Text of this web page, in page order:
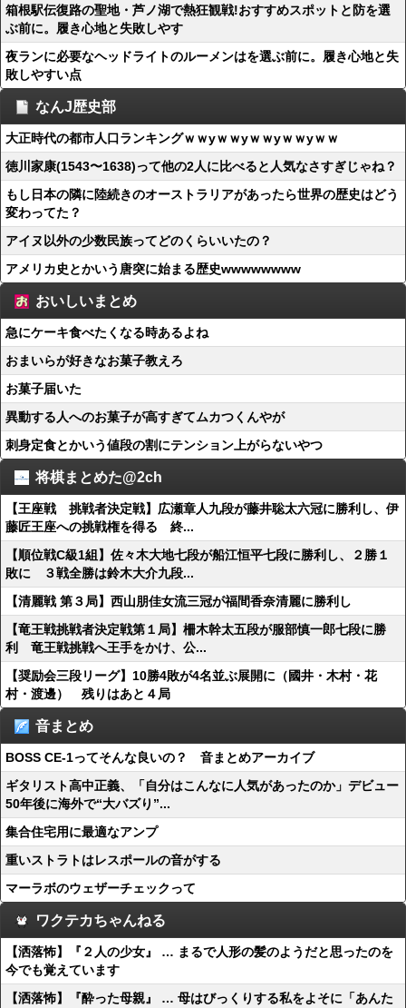
箱根駅伝復路の聖地・芦ノ湖で熱狂観戦!おすすめスポットと防を選
ぶ前に。履き心地と失敗しやす
夜ランに必要なヘッドライトのルーメンはを選ぶ前に。履き心地と失
敗しやすい点
なんJ歴史部
大正時代の都市人口ランキングｗｗyｗｗyｗｗyｗｗyｗｗ
徳川家康(1543〜1638)って他の2人に比べると人気なさすぎじゃね？
もし日本の隣に陸続きのオーストラリアがあったら世界の歴史はどう
変わってた？
アイヌ以外の少数民族ってどのくらいいたの？
アメリカ史とかいう唐突に始まる歴史wwwwwwww
おいしいまとめ
急にケーキ食べたくなる時あるよね
おまいらが好きなお菓子教えろ
お菓子届いた
異動する人へのお菓子が高すぎてムカつくんやが
刺身定食とかいう値段の割にテンション上がらないやつ
将棋まとめた@2ch
【王座戦 挑戦者決定戦】広瀬章人九段が藤井聡太六冠に勝利し、伊
藤匠王座への挑戦権を得る 終...
【順位戦C級1組】佐々木大地七段が船江恒平七段に勝利し、２勝１
敗に ３戦全勝は鈴木大介九段...
【清麗戦 第３局】西山朋佳女流三冠が福間香奈清麗に勝利し
【竜王戦挑戦者決定戦第１局】柵木幹太五段が服部慎一郎七段に勝
利 竜王戦挑戦へ王手をかけ、公...
【奨励会三段リーグ】10勝4敗が4名並ぶ展開に（國井・木村・花
村・渡邊） 残りはあと４局
音まとめ
BOSS CE-1ってそんな良いの？ 音まとめアーカイブ
ギタリスト高中正義、「自分はこんなに人気があったのか」デビュー
50年後に海外で“大バズり”...
集合住宅用に最適なアンプ
重いストラトはレスポールの音がする
マーラボのウェザーチェックって
ワクテカちゃんねる
【洒落怖】『２人の少女』 … まるで人形の髪のようだと思ったのを
今でも覚えています
【洒落怖】『酔った母親』 … 母はびっくりする私をよそに「あんた